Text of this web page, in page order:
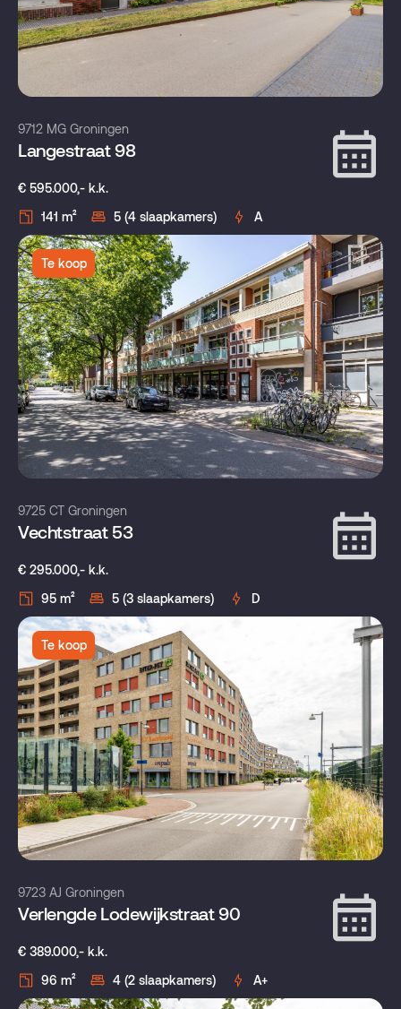
9712 MG Groningen
Langestraat 98
€ 595.000,- k.k.
141 m²
5 (4 slaapkamers) A
Te koop
9725 CT Groningen
Vechtstraat 53
€ 295.000,- k.k.
95 m²
5 (3 slaapkamers) D
Te koop
9723 AJ Groningen
Verlengde Lodewijkstraat 90
€ 389.000,- k.k.
96 m²
4 (2 slaapkamers) A+